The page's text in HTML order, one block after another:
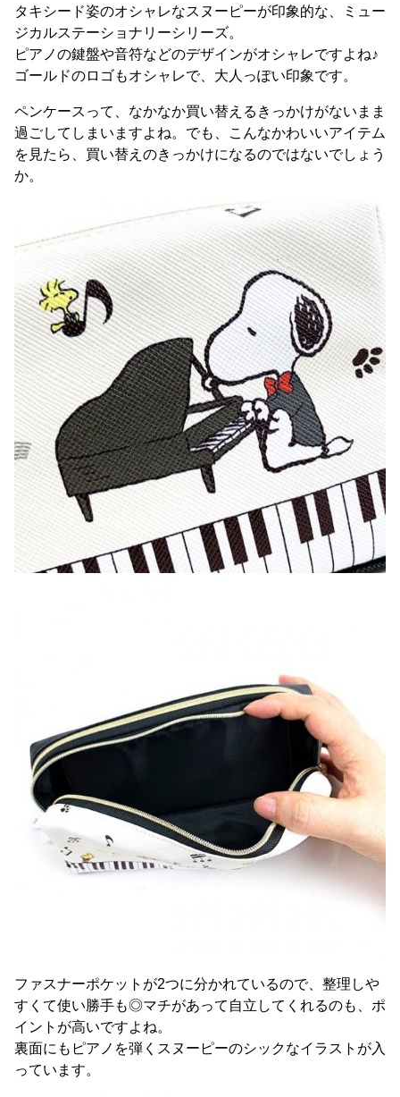
タキシード姿のオシャレなスヌーピーが印象的な、ミュー
ジカルステーショナリーシリーズ。
ピアノの鍵盤や音符などのデザインがオシャレですよね♪
ゴールドのロゴもオシャレで、大人っぽい印象です。
ペンケースって、なかなか買い替えるきっかけがないまま
過ごしてしまいますよね。でも、こんなかわいいアイテム
を見たら、買い替えのきっかけになるのではないでしょう
か。
ファスナーポケットが2つに分かれているので、整理しや
すくて使い勝手も◎マチがあって自立してくれるのも、ポ
イントが高いですよね。
裏面にもピアノを弾くスヌーピーのシックなイラストが入
っています。